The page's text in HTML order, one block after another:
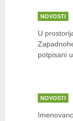
NOVOSTI
U
potpisani
NOVOSTI